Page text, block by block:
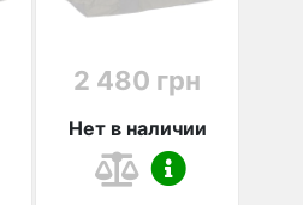
2 480 грн
Нет в наличии